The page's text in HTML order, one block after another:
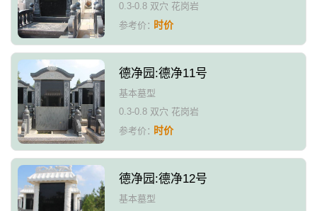
0.3-0.8 双穴 花岗岩
参考价：时价
德净园:德净11号
基本墓型
0.3-0.8 双穴 花岗岩
参考价：时价
德净园:德净12号
基本墓型